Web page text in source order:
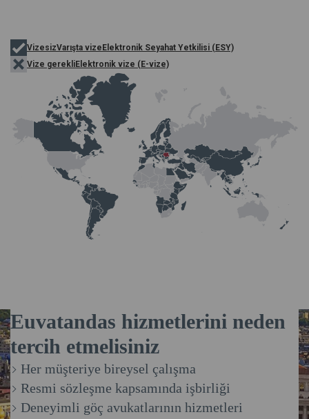
VizesizVarışta vizeElektronik Seyahat Yetkilisi (ESY)
Vize gerekliElektronik vize (E-vize)
Euvatandas hizmetlerini neden
tercih etmelisiniz
Her müşteriye bireysel çalışma
Resmi sözleşme kapsamında işbirliği
Deneyimli göç avukatlarının hizmetleri